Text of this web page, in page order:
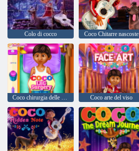
Colo di cocco Coco Chitarre nascoste
Coco chirurgia delle gambe Coco arte del viso